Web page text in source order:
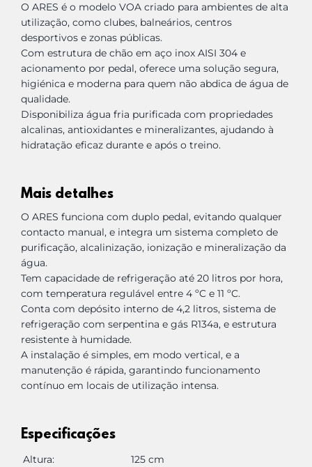
O ARES é o modelo VOA criado para ambientes de alta
utilização, como clubes, balneários, centros
desportivos e zonas públicas.
Com estrutura de chão em aço inox AISI 304 e
acionamento por pedal, oferece uma solução segura,
higiénica e moderna para quem não abdica de água de
qualidade.
Disponibiliza água fria purificada com propriedades
alcalinas, antioxidantes e mineralizantes, ajudando à
hidratação eficaz durante e após o treino.
Mais detalhes
O ARES funciona com duplo pedal, evitando qualquer
contacto manual, e integra um sistema completo de
purificação, alcalinização, ionização e mineralização da
água.
Tem capacidade de refrigeração até 20 litros por hora,
com temperatura regulável entre 4 ºC e 11 ºC.
Conta com depósito interno de 4,2 litros, sistema de
refrigeração com serpentina e gás R134a, e estrutura
resistente à humidade.
A instalação é simples, em modo vertical, e a
manutenção é rápida, garantindo funcionamento
contínuo em locais de utilização intensa.
Especificações
Altura:
125 cm